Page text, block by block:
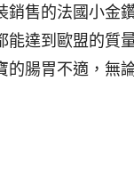
售的法國小金
達到歐盟的質
腸胃不適，無